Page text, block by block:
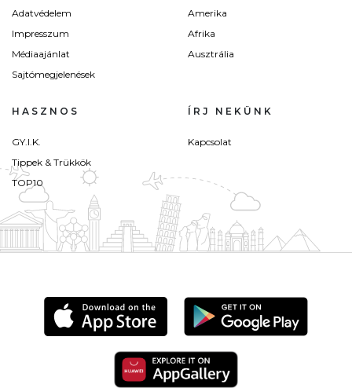
Adatvédelem
Impresszum
Médiaajánlat
Sajtómegjelenések
Amerika
Afrika
Ausztrália
HASZNOS
GY.I.K.
Tippek & Trükkök
TOP10
ÍRJ NEKÜNK
Kapcsolat